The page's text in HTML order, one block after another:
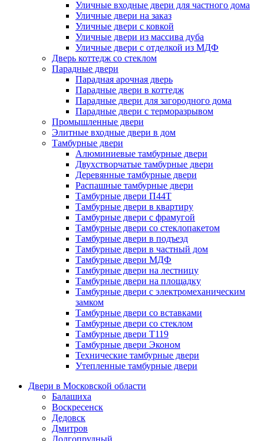
Уличные входные двери для частного дома
Уличные двери на заказ
Уличные двери с ковкой
Уличные двери из массива дуба
Уличные двери с отделкой из МДФ
Дверь коттедж со стеклом
Парадные двери
Парадная арочная дверь
Парадные двери в коттедж
Парадные двери для загородного дома
Парадные двери с терморазрывом
Промышленные двери
Элитные входные двери в дом
Тамбурные двери
Алюминиевые тамбурные двери
Двухстворчатые тамбурные двери
Деревянные тамбурные двери
Распашные тамбурные двери
Тамбурные двери П44Т
Тамбурные двери в квартиру
Тамбурные двери с фрамугой
Тамбурные двери со стеклопакетом
Тамбурные двери в подъезд
Тамбурные двери в частный дом
Тамбурные двери МДФ
Тамбурные двери на лестницу
Тамбурные двери на площадку
Тамбурные двери с электромеханическим
замком
Тамбурные двери со вставками
Тамбурные двери со стеклом
Тамбурные двери Т119
Тамбурные двери Эконом
Технические тамбурные двери
Утепленные тамбурные двери
Двери в Московской области
Балашиха
Воскресенск
Дедовск
Дмитров
Долгопрудный